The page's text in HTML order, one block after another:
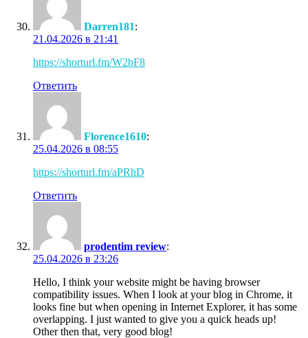
Darren181:
21.04.2026 в 21:41
https://shorturl.fm/W2bF8
Ответить
Florence1610:
25.04.2026 в 08:55
https://shorturl.fm/aPRhD
Ответить
prodentim review:
25.04.2026 в 23:26
Hello, I think your website might be having browser
compatibility issues. When I look at your blog in Chrome, it
looks fine but when opening in Internet Explorer, it has some
overlapping. I just wanted to give you a quick heads up!
Other then that, very good blog!